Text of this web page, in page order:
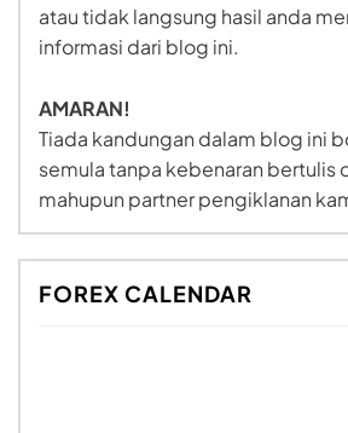
atau tidak langsung hasil anda
informasi dari blog ini.
AMARAN!
Tiada kandungan dalam blog ini
semula tanpa kebenaran bertulis
mahupun partner pengiklanan
FOREX CALENDAR